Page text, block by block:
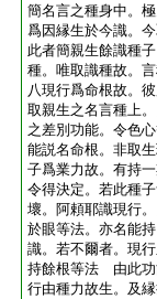
簡名言之種身中。
爲因縁生於今識。
此者簡親生餘識種
種。唯取識種故。
八現行爲命根故。
取親生之名言種上
之差別功能。令色
能説名命根。非取
子爲業力故。有持
令得決定。若此種
壞。阿頼耶識現行
於眼等法。亦名能
識。若不爾者。現
持餘根等法 由此功
行由種力故生。及